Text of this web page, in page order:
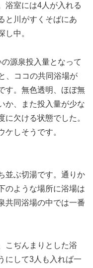
浴室には4人が入れる
と川がすくそばにあ
し中。
源泉投入量となって
、ココの共同浴場が
す。無色透明、ほぼ無
か、また投入量が少な
欠ける状態でした。
しそうです。
並ぶ切湯です。通りか
のような場所に浴場は
共同浴場の中では一番
こぢんまりとした浴
にして3人も入れば一